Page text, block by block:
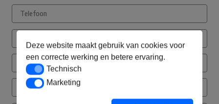
Deze website maakt gebruik van cookies voor
een correcte werking en betere ervaring.
TechnischTechnisch
MarketingMarketing